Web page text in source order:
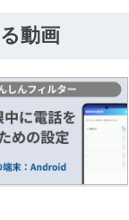
動画